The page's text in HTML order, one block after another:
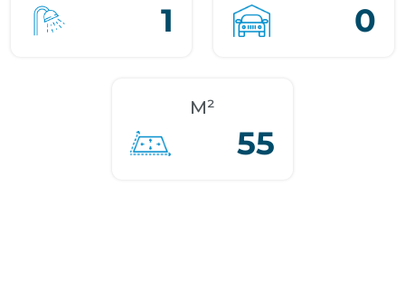
1 0
M²
55